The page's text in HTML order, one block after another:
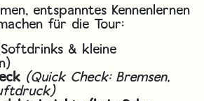
entspanntes Kennenlernen
für die Tour:
& kleine
(Quick Check: Bremsen,